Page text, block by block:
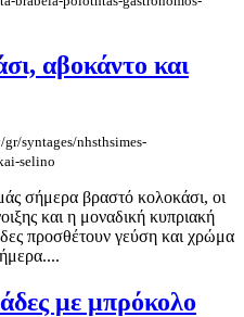
αβοκάντο και
syntages/nhsthsimes-
selino
σήμερα βραστό κολοκάσι, οι
και η μοναδική κυπριακή
προσθέτουν γεύση και χρώμα
με μπρόκολο